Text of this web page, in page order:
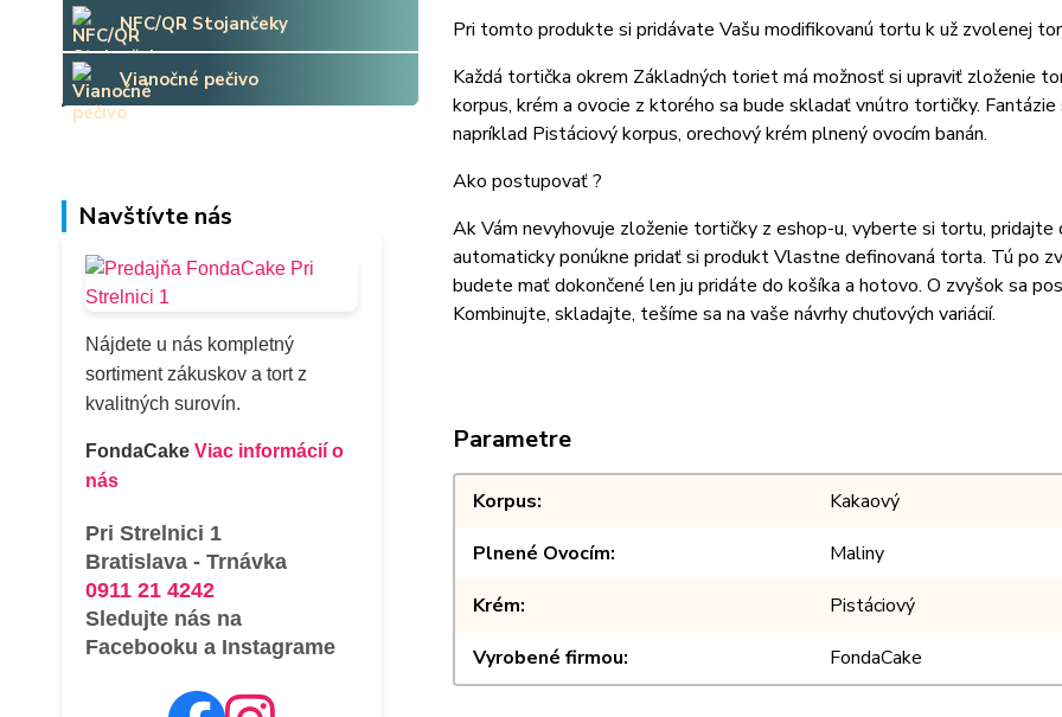
NFC/QR Stojančeky
Vianočné pečivo
Navštívte nás
Nájdete u nás kompletný
sortiment zákuskov a tort z
kvalitných surovín.
FondaCake Viac informácií o
nás
Pri Strelnici 1
Bratislava - Trnávka
0911 21 4242
Sledujte nás na
Facebooku a Instagrame
Pri tomto produkte si pridávate Vašu modifikovanú tortu k už zvolenej
Každá tortička okrem Základných toriet má možnosť si upraviť zloženie
korpus, krém a ovocie z ktorého sa bude skladať vnútro tortičky.
napríklad Pistáciový korpus, orechový krém plnený ovocím banán.
Ako postupovať ?
Ak Vám nevyhovuje zloženie tortičky z eshop-u, vyberte si tortu,
automaticky ponúkne pridať si produkt Vlastne definovaná torta. Tú po
budete mať dokončené len ju pridáte do košíka a hotovo. O zvyšok sa
Kombinujte, skladajte, tešíme sa na vaše návrhy chuťových variácií.
Parametre
Korpus
Kakaový
Plnené Ovocím
Maliny
Krém
Pistáciový
Vyrobené firmou
FondaCake